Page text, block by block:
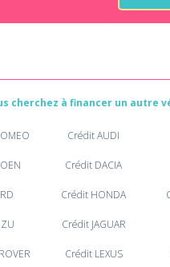
cherchez à financer un autre
Crédit AUDI
Crédit DACIA
Crédit HONDA
Crédit JAGUAR
Crédit LEXUS